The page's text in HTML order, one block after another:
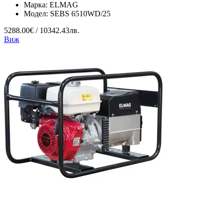
Марка: ELMAG
Модел: SEBS 6510WD/25
5288.00€ / 10342.43лв.
Виж